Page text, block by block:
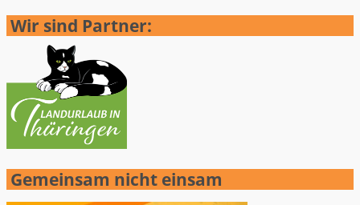
Wir sind Partner:
Gemeinsam nicht einsam